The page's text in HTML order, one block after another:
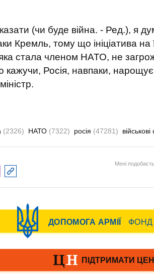
(чи буде війна. - Ред.), я
Кремль, тому що ініціатива
стала членом НАТО, не
Росія, навпаки, нарощує
(2326) НАТО (7322) росія (47281)
Мені